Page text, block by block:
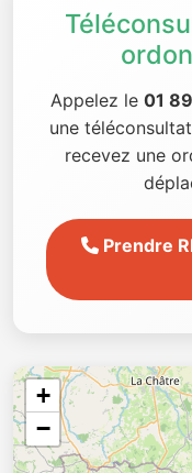
Appelez le 01
une
recevez une
Prendre
+
−